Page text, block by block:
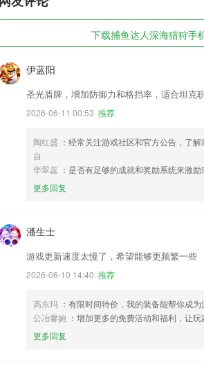
下载捕鱼达人深海猎狩手
伊蓝阳
圣光盾牌，增加防御力和格挡率，适合坦克职
2026-06-11 00:53 推荐
陶红盛 ：经常关注游戏社区和官方公告，了
自
华翠蕊 ：是否有足够的成就和奖励系统来激
更多回复
潘生士
游戏更新速度太慢了，希望能够更频繁一些
2026-06-10 14:40 推荐
高东玛 ：有限时间特价，我的装备能帮你成为
公冶馨婉 ：增加更多的免费活动和福利，让玩
更多回复